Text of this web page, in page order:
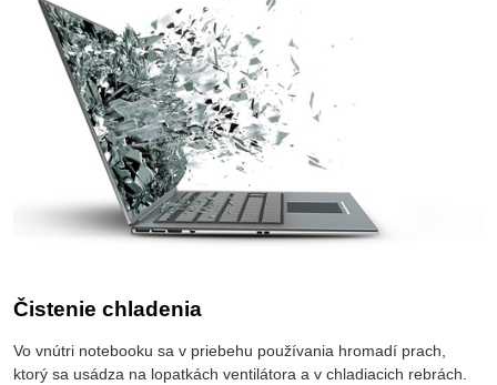
Čistenie chladenia
Vo vnútri notebooku sa v priebehu používania hromadí prach,
ktorý sa usádza na lopatkách ventilátora a v chladiacich rebrách.